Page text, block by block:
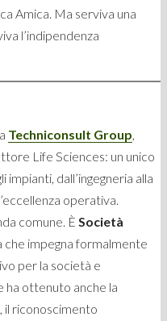
Amica. Ma serviva una
l’indipendenza
Techniconsult Group
Life Sciences: un unico
dall’ingegneria alla
operativa.
comune. È Società
che impegna formalmente
per la società e
ha ottenuto anche la
, il riconoscimento